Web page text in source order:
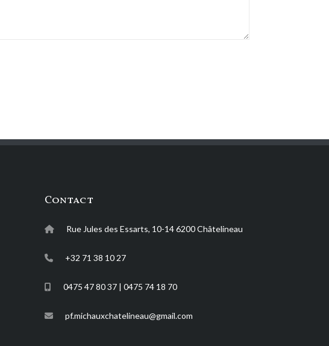
Contact
Rue Jules des Essarts, 10-14 6200 Châtelineau
+32 71 38 10 27
0475 47 80 37 | 0475 74 18 70
pf.michauxchatelineau@gmail.com